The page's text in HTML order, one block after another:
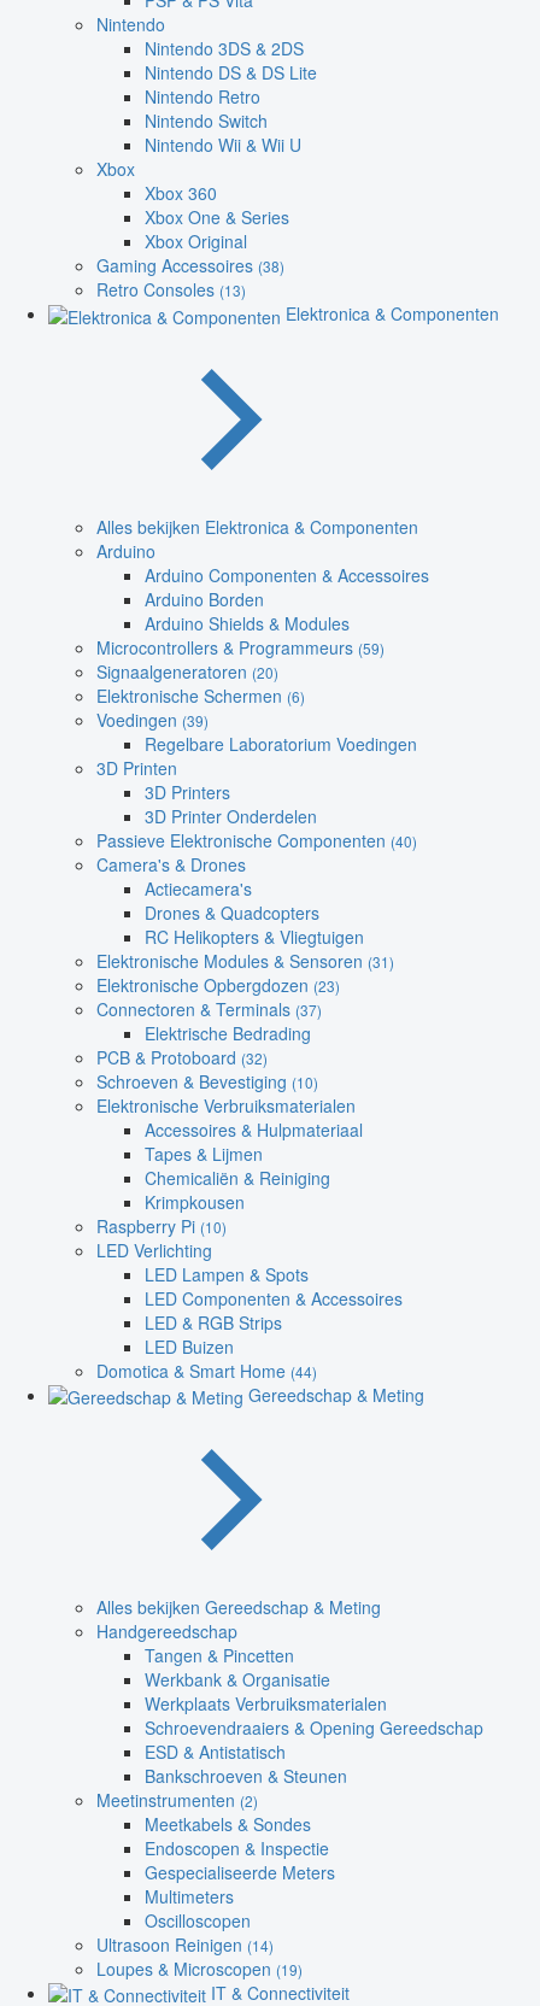
Nintendo
Nintendo 3DS & 2DS
Nintendo DS & DS Lite
Nintendo Retro
Nintendo Switch
Nintendo Wii & Wii U
Xbox
Xbox 360
Xbox One & Series
Xbox Original
Gaming Accessoires (38)
Retro Consoles (13)
Elektronica & Componenten
Alles bekijken Elektronica & Componenten
Arduino
Arduino Componenten & Accessoires
Arduino Borden
Arduino Shields & Modules
Microcontrollers & Programmeurs (59)
Signaalgeneratoren (20)
Elektronische Schermen (6)
Voedingen (39)
Regelbare Laboratorium Voedingen
3D Printen
3D Printers
3D Printer Onderdelen
Passieve Elektronische Componenten (40)
Camera's & Drones
Actiecamera's
Drones & Quadcopters
RC Helikopters & Vliegtuigen
Elektronische Modules & Sensoren (31)
Elektronische Opbergdozen (23)
Connectoren & Terminals (37)
Elektrische Bedrading
PCB & Protoboard (32)
Schroeven & Bevestiging (10)
Elektronische Verbruiksmaterialen
Accessoires & Hulpmateriaal
Tapes & Lijmen
Chemicaliën & Reiniging
Krimpkousen
Raspberry Pi (10)
LED Verlichting
LED Lampen & Spots
LED Componenten & Accessoires
LED & RGB Strips
LED Buizen
Domotica & Smart Home (44)
Gereedschap & Meting
Alles bekijken Gereedschap & Meting
Handgereedschap
Tangen & Pincetten
Werkbank & Organisatie
Werkplaats Verbruiksmaterialen
Schroevendraaiers & Opening Gereedschap
ESD & Antistatisch
Bankschroeven & Steunen
Meetinstrumenten (2)
Meetkabels & Sondes
Endoscopen & Inspectie
Gespecialiseerde Meters
Multimeters
Oscilloscopen
Ultrasoon Reinigen (14)
Loupes & Microscopen (19)
IT & Connectiviteit